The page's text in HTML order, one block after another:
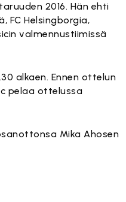
2016. Hän ehti
FC Helsingborgia,
valmennustiimissä
alkaen. Ennen ottelun
pelaa ottelussa
Mika Ahosen